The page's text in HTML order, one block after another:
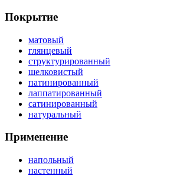
Покрытие
матовый
глянцевый
структурированный
шелковистый
патинированный
лаппатированный
сатинированный
натуральный
Применение
напольный
настенный